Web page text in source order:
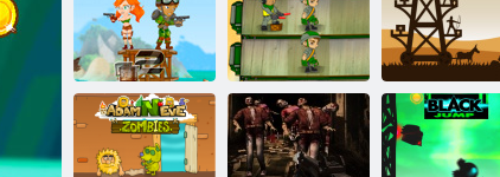
Army of
Soldiers:
Resistance
Armijas karavīru
Pasauļu karš
Viduslaiku
Defense Z